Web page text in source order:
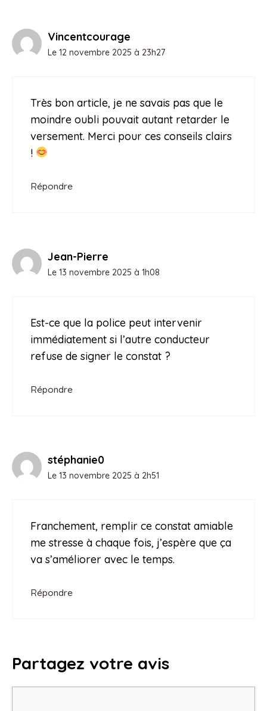
Vincentcourage
Le 12 novembre 2025 à 23h27
Très bon article, je ne savais pas que le
moindre oubli pouvait autant retarder le
versement. Merci pour ces conseils clairs
!
Répondre
Jean-Pierre
Le 13 novembre 2025 à 1h08
Est-ce que la police peut intervenir
immédiatement si l’autre conducteur
refuse de signer le constat ?
Répondre
stéphanie0
Le 13 novembre 2025 à 2h51
Franchement, remplir ce constat amiable
me stresse à chaque fois, j’espère que ça
va s’améliorer avec le temps.
Répondre
Partagez votre avis